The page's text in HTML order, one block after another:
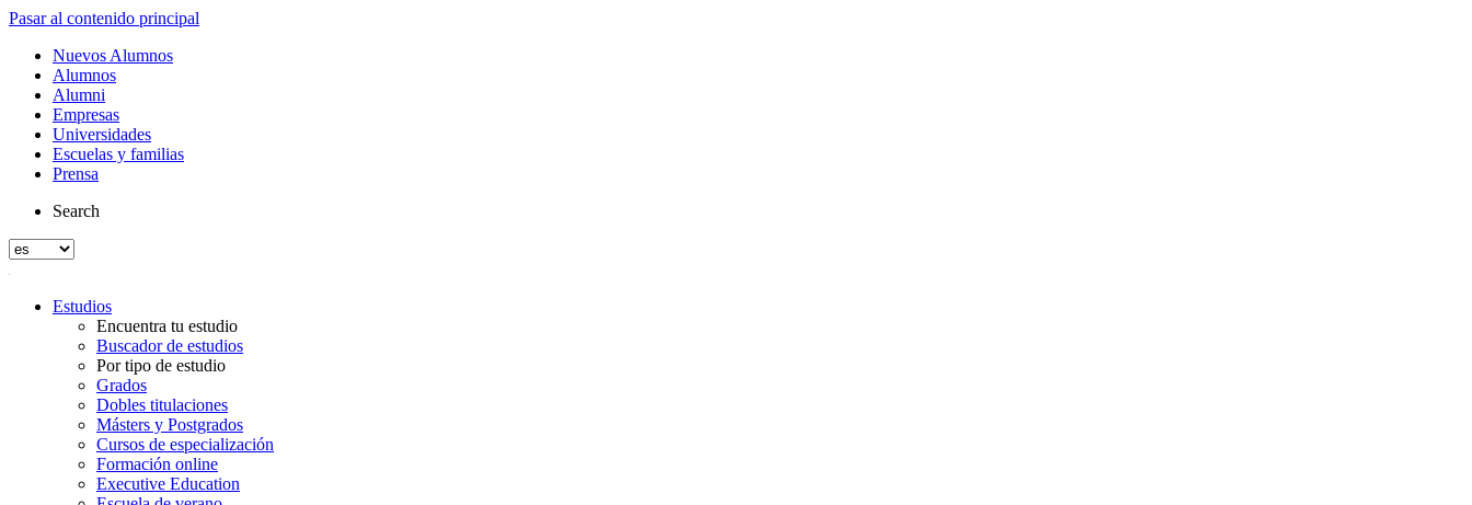
Pasar al contenido principal
Nuevos Alumnos
Alumnos
Alumni
Empresas
Universidades
Escuelas y familias
Prensa
Search
Estudios
Encuentra tu estudio
Buscador de estudios
Por tipo de estudio
Grados
Dobles titulaciones
Másters y Postgrados
Cursos de especialización
Formación online
Executive Education